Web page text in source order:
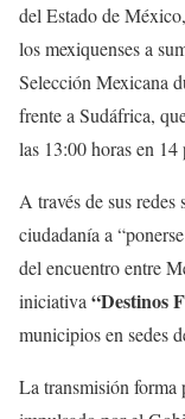
del Estado de México,
los mexiquenses a
Selección Mexicana
frente a Sudáfrica,
las 13:00 horas en
A través de sus
ciudadanía a
del encuentro entre
iniciativa “Destinos
municipios en sedes
La transmisión forma